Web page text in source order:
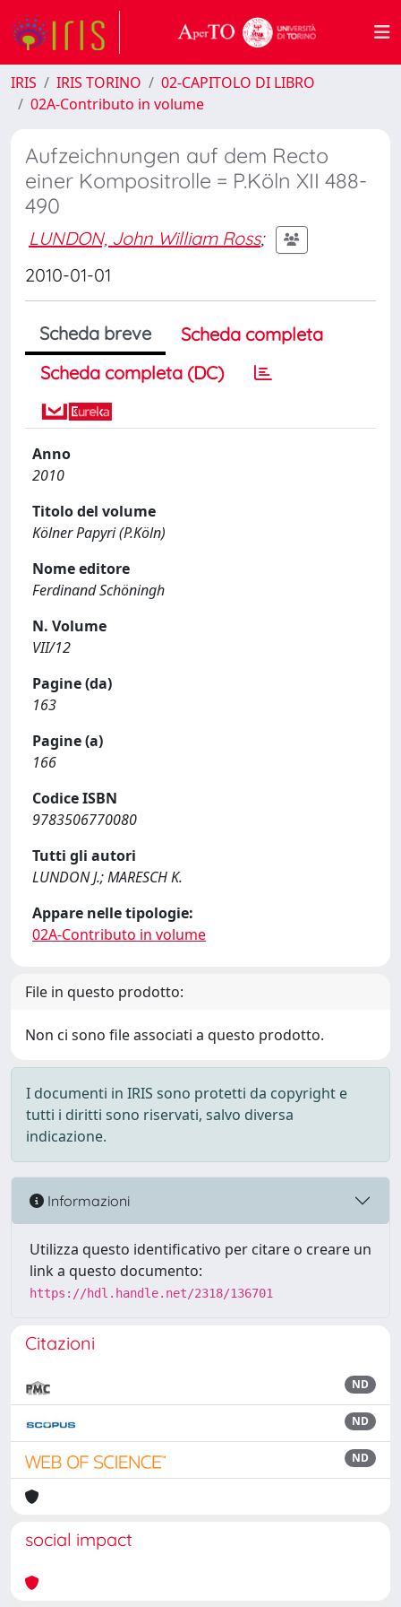
IRIS IRIS TORINO
02-CAPITOLO DI LIBRO
02A-Contributo in volume
Aufzeichnungen auf dem Recto
einer Kompositrolle = P.Köln XII 488-
490
LUNDON, John William Ross;
2010-01-01
Scheda breve
Scheda completa
Scheda completa (DC)
Anno
2010
Titolo del volume
Kölner Papyri (P.Köln)
Nome editore
Ferdinand Schöningh
N. Volume
VII/12
Pagine (da)
163
Pagine (a)
166
Codice ISBN
9783506770080
Tutti gli autori
LUNDON J.; MARESCH K.
Appare nelle tipologie:
02A-Contributo in volume
File in questo prodotto:
Non ci sono file associati a questo prodotto.
I documenti in IRIS sono protetti da copyright e
tutti i diritti sono riservati, salvo diversa
indicazione.
Informazioni
Utilizza questo identificativo per citare o creare un
link a questo documento:
https://hdl.handle.net/2318/136701
Citazioni
ND
ND
ND
social impact